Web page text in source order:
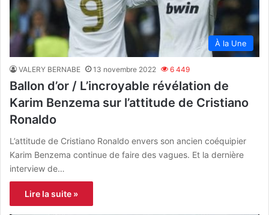
À la Une
VALERY BERNABE 13 novembre 2022 6 449
Ballon d’or / L’incroyable révélation de
Karim Benzema sur l’attitude de Cristiano
Ronaldo
L’attitude de Cristiano Ronaldo envers son ancien coéquipier
Karim Benzema continue de faire des vagues. Et la dernière
interview de…
Lire la suite »